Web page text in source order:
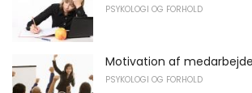
PSYKOLOGI OG FORHOLD
Motivation af
PSYKOLOGI OG FORHOLD